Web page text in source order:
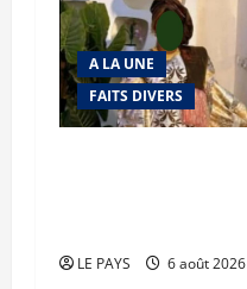
A LA UNE
FAITS DIVERS
LE PAYS 6 août 2026